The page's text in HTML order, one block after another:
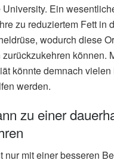
Ein
zu reduziertem Fett in
wodurch diese
können.
könnte demnach vielen
werden.
zu einer
nur mit einer besseren